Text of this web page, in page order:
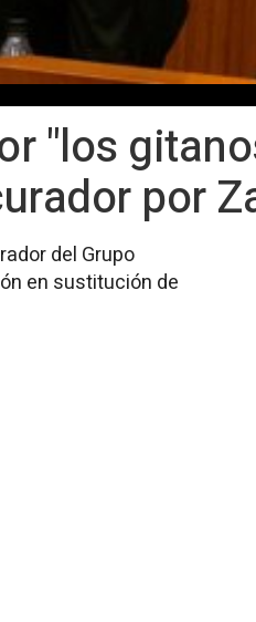
"los
por
del Grupo
en sustitución de